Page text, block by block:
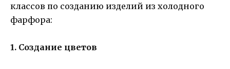
классов по созданию изделий из холодного
фарфора:
1. Создание цветов